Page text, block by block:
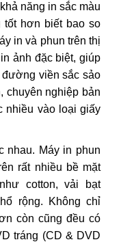
năng in sắc màu
tốt hơn biết bao so
in và phun trên thị
ảnh đặc biệt, giúp
viền sắc sảo
chuyên nghiệp bản
nhiều vào loại giấy
nhau. Máy in phun
rất nhiều bề mặt
cotton, vải bạt
rộng. Không chỉ
còn cũng đều có
tráng (CD & DVD